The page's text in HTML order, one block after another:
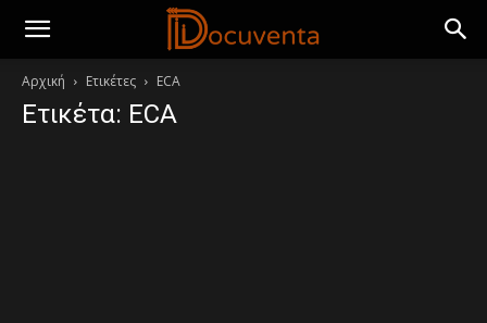
Αρχική Ετικέτες ECA
Ετικέτα: ECA